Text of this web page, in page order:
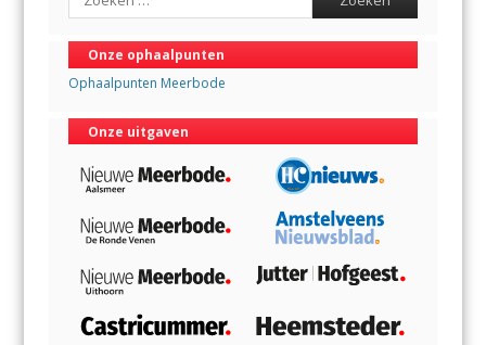
Onze ophaalpunten
Ophaalpunten Meerbode
Onze uitgaven